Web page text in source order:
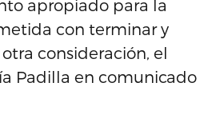
apropiado para la
con terminar y
consideración, el
Padilla en comunicado